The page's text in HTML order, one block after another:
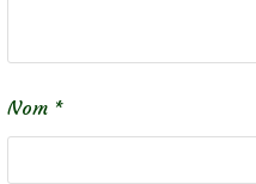
Nom *